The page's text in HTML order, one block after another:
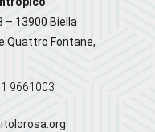
– 13900 Biella
Quattro Fontane,
9661003